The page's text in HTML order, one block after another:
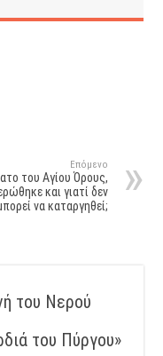
Επόμενο
του Αγίου Όρους,
και γιατί δεν
να καταργηθεί;
του Νερού
του Πύργου»